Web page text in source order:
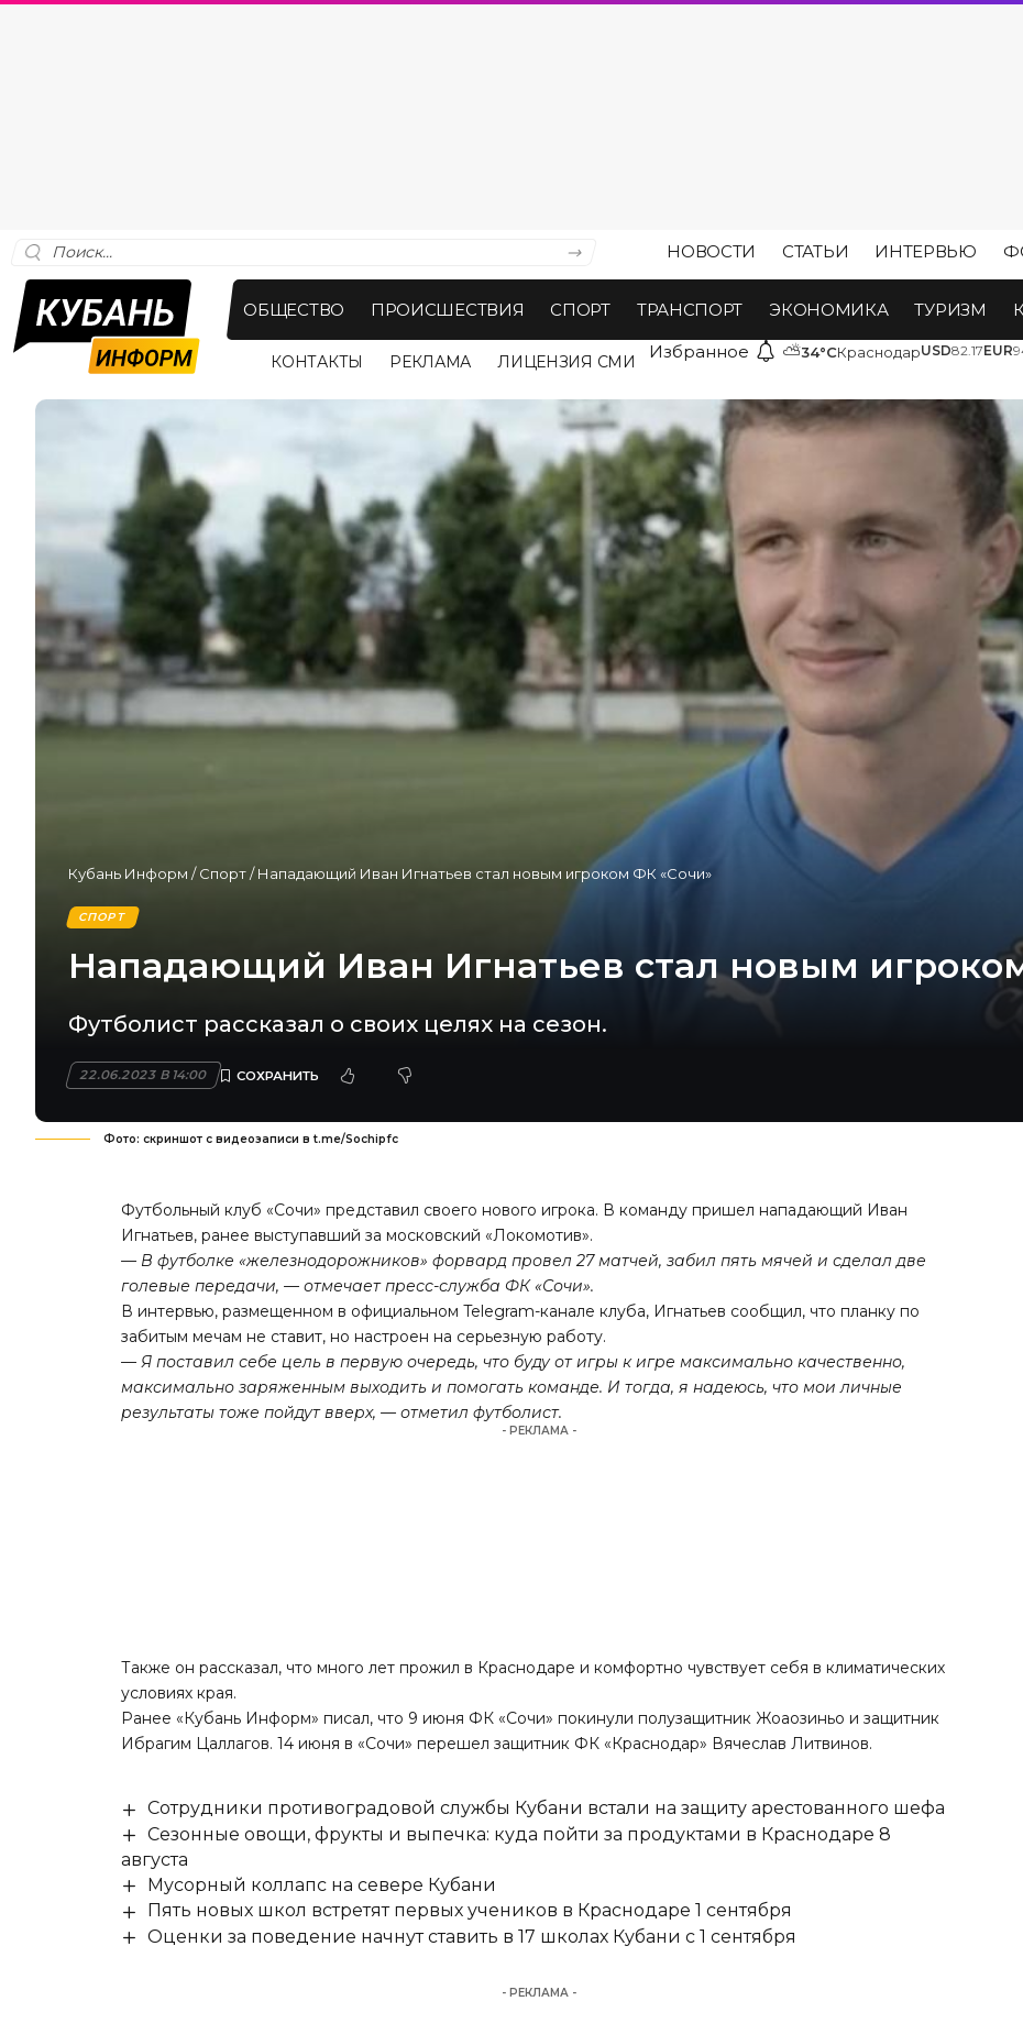
НОВОСТИ СТАТЬИ ИНТЕРВЬЮ
ОБЩЕСТВО ПРОИСШЕСТВИЯ СПОРТ ТРАНСПОРТ ЭКОНОМИКА ТУРИЗМ
КОНТАКТЫ РЕКЛАМА ЛИЦЕНЗИЯ СМИ Избранное ⛅34°CКраснодарUSD82.17EUR
Кубань Информ /Спорт/Нападающий Иван Игнатьев стал новым игроком ФК «Сочи»
СПОРТ
Нападающий Иван Игнатьев стал новым
Футболист рассказал о своих целях на сезон.
22.06.2023 В 14:00
Фото: скриншот с видеозаписи в t.me/Sochipfc
Футбольный клуб «Сочи» представил своего нового игрока. В команду пришел нападающий Иван
Игнатьев, ранее выступавший за московский «Локомотив».
— В футболке «железнодорожников» форвард провел 27 матчей, забил пять мячей и сделал две
голевые передачи, — отмечает пресс-служба ФК «Сочи».
В интервью, размещенном в официальном Telegram-канале клуба, Игнатьев сообщил, что планку по
забитым мечам не ставит, но настроен на серьезную работу.
— Я поставил себе цель в первую очередь, что буду от игры к игре максимально качественно,
максимально заряженным выходить и помогать команде. И тогда, я надеюсь, что мои личные
результаты тоже пойдут вверх, — отметил футболист.
- РЕКЛАМА -
Также он рассказал, что много лет прожил в Краснодаре и комфортно чувствует себя в климатических
условиях края.
Ранее «Кубань Информ» писал, что 9 июня ФК «Сочи» покинули полузащитник Жоаозиньо и защитник
Ибрагим Цаллагов. 14 июня в «Сочи» перешел защитник ФК «Краснодар» Вячеслав Литвинов.
Сотрудники противоградовой службы Кубани встали на защиту арестованного шефа
Сезонные овощи, фрукты и выпечка: куда пойти за продуктами в Краснодаре 8
августа
Мусорный коллапс на севере Кубани
Пять новых школ встретят первых учеников в Краснодаре 1 сентября
Оценки за поведение начнут ставить в 17 школах Кубани с 1 сентября
- РЕКЛАМА -